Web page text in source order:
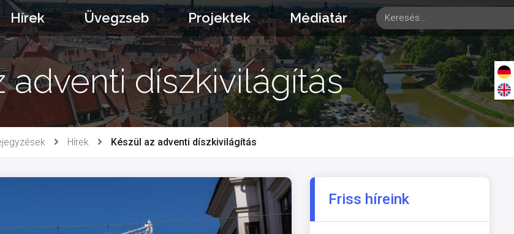
Hírek Üvegzseb Projektek Médiatár
adventi díszkivilágítás
Hírek Készül az adventi díszkivilágítás
Friss híreink